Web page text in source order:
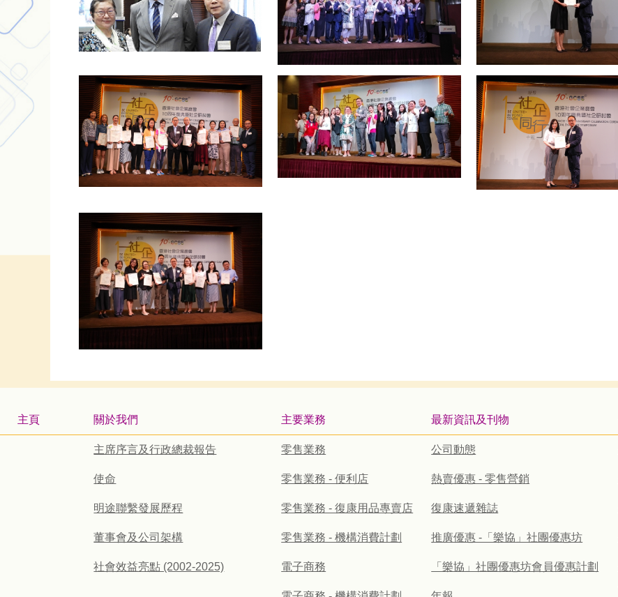
主頁 關於我們
主席序言及行政總裁報告
使命
明途聯繫發展歷程
董事會及公司架構
社會效益亮點 (2002-2025)
主要業務
零售業務
零售業務 - 便利店
零售業務 - 復康用品專賣店
零售業務 - 機構消費計劃
電子商務
最新資訊及刊物
公司動態
熱賣優惠 - 零售營銷
復康速遞雜誌
推廣優惠 -「樂協」社團優惠坊
「樂協」社團優惠坊會員優惠計劃